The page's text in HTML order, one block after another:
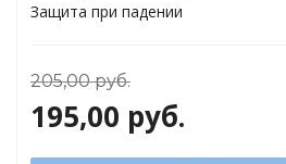
Защита при падении
205,00руб.
195,00 руб.